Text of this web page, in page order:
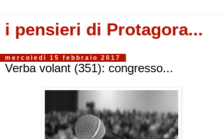
i pensieri di Protagora...
mercoledì 15 febbraio 2017
Verba volant (351): congresso...